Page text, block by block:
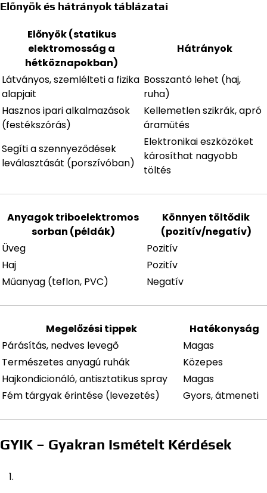
Előnyök és hátrányok táblázatai
Előnyök (statikus
elektromosság a
hétköznapokban)
Hátrányok
Látványos, szemlélteti a fizika
alapjait
Bosszantó lehet (haj,
ruha)
Hasznos ipari alkalmazások
(festékszórás)
Kellemetlen szikrák, apró
áramütés
Segíti a szennyeződések
leválasztását (porszívóban)
Elektronikai eszközöket
károsíthat nagyobb
töltés
Anyagok triboelektromos
sorban (példák)
Könnyen töltődik
(pozitív/negatív)
Üveg
Pozitív
Haj
Pozitív
Műanyag (teflon, PVC)
Negatív
Megelőzési tippek
Hatékonyság
Párásítás, nedves levegő
Magas
Természetes anyagú ruhák
Közepes
Hajkondicionáló, antisztatikus spray
Magas
Fém tárgyak érintése (levezetés)
Gyors, átmeneti
GYIK – Gyakran Ismételt Kérdések